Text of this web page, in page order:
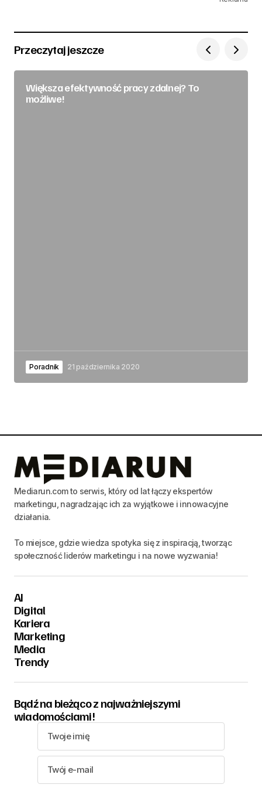
Przeczytaj jeszcze
Większa efektywność pracy zdalnej? To
możliwe!
Poradnik 21 października 2020
Mediarun.com to serwis, który od lat łączy ekspertów
marketingu, nagradzając ich za wyjątkowe i innowacyjne
działania.
To miejsce, gdzie wiedza spotyka się z inspiracją, tworząc
społeczność liderów marketingu i na nowe wyzwania!
AI
Digital
Kariera
Marketing
Media
Trendy
Bądź na bieżąco z najważniejszymi
wiadomościami!